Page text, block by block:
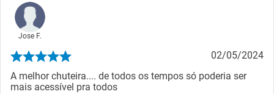
Jose F.
02/05/2024
A melhor chuteira.... de todos os tempos só poderia ser
mais acessível pra todos